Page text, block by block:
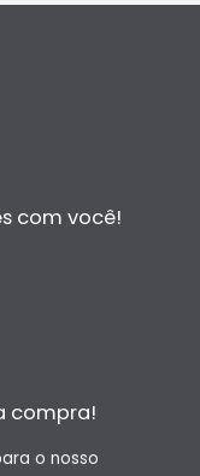
com você!
compra!
o nosso